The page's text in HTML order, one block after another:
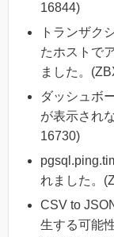
16844)
トランザク
たホストで
ました。
ダッシュボ
が表示され
16730)
れました。
CSV to
生する可能